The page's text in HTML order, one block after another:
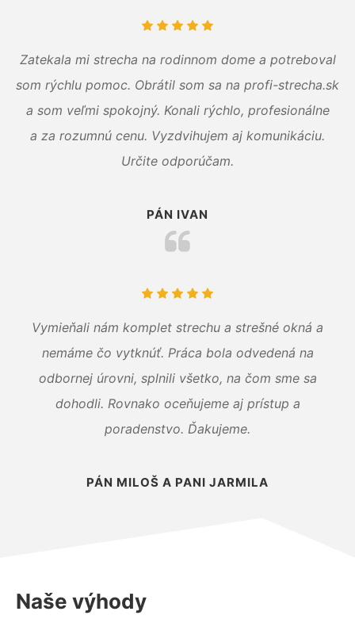
Zatekala mi strecha na rodinnom dome a potreboval
som rýchlu pomoc. Obrátil som sa na profi-strecha.sk
a som veľmi spokojný. Konali rýchlo, profesionálne
a za rozumnú cenu. Vyzdvihujem aj komunikáciu.
Určite odporúčam.
PÁN IVAN
Vymieňali nám komplet strechu a strešné okná a
nemáme čo vytknúť. Práca bola odvedená na
odbornej úrovni, splnili všetko, na čom sme sa
dohodli. Rovnako oceňujeme aj prístup a
poradenstvo. Ďakujeme.
PÁN MILOŠ A PANI JARMILA
Naše výhody